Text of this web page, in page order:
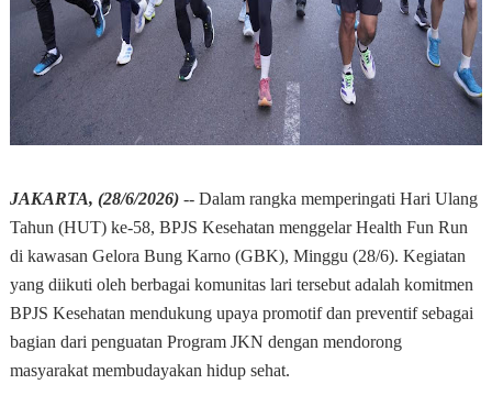
JAKARTA, (28/6/2026)-- Dalam rangka memperingati Hari Ulang
Tahun (HUT) ke-58, BPJS Kesehatan menggelar Health Fun Run
di kawasan Gelora Bung Karno (GBK), Minggu (28/6). Kegiatan
yang diikuti oleh berbagai komunitas lari tersebut adalah komitmen
BPJS Kesehatan mendukung upaya promotif dan preventif sebagai
bagian dari penguatan Program JKN dengan mendorong
masyarakat membudayakan hidup sehat.